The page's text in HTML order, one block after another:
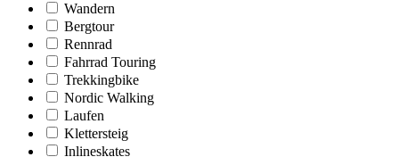
Wandern
Bergtour
Rennrad
Fahrrad Touring
Trekkingbike
Nordic Walking
Laufen
Klettersteig
Inlineskates